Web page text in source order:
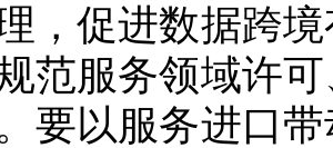
，促进数据跨
范服务领域许
要以服务进口